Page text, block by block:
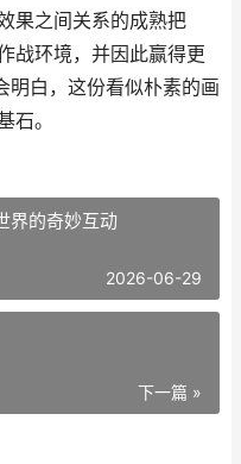
果之间关系的成熟把
战环境，并因此赢得更
明白，这份看似朴素的画
石。
界的奇妙互动
2026-06-29
下一篇 »